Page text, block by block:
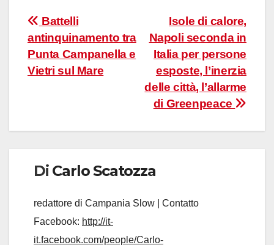
Navigazione
articoli
Isole di calore,
Napoli seconda in
Italia per persone
esposte, l’inerzia
delle città, l’allarme
di Greenpeace
Battelli
antinquinamento tra
Punta Campanella e
Vietri sul Mare
Di Carlo Scatozza
redattore di Campania Slow | Contatto
Facebook: http://it-
it.facebook.com/people/Carlo-